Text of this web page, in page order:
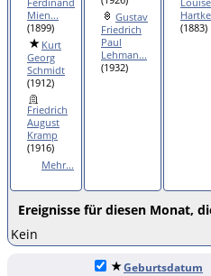
Mien...
(1899)
Kurt
Georg
Schmidt
(1912)
Friedrich
August
Kramp
(1916)
Mehr...
Gustav
Friedrich
Paul
Lehman...
(1932)
Hartke
(1883)
Ereignisse für diesen Monat,
Kein
Geburtsdatum